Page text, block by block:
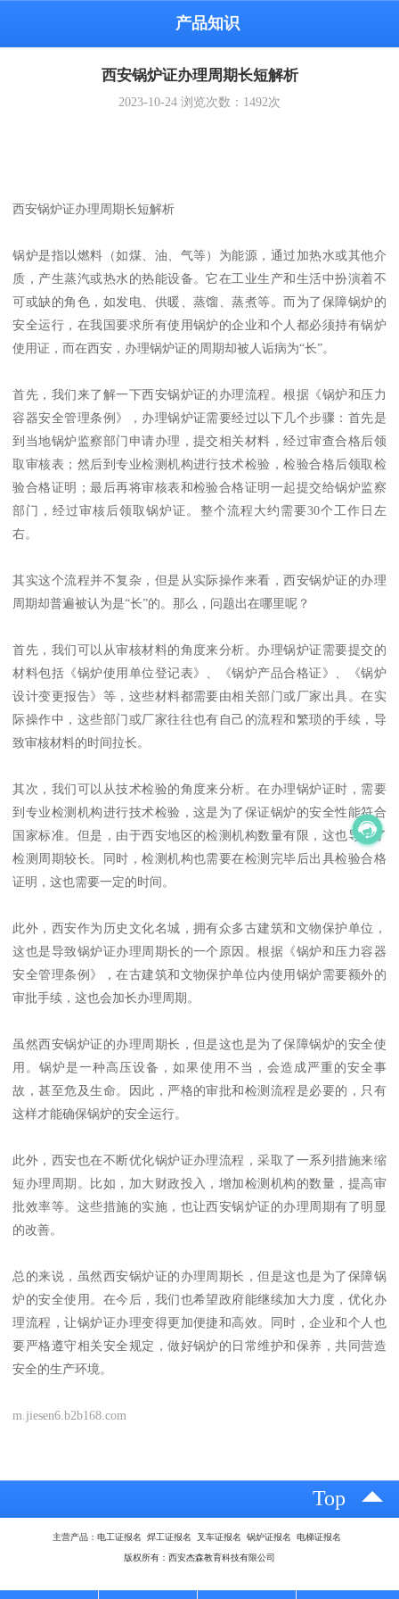
产品知识
西安锅炉证办理周期长短解析
2023-10-24 浏览次数： 1492次
西安锅炉证办理周期长短解析
锅炉是指以燃料（如煤、油、气等）为能源，通过加热水或其他介
质，产生蒸汽或热水的热能设备。它在工业生产和生活中扮演着不
可或缺的角色，如发电、供暖、蒸馏、蒸煮等。而为了保障锅炉的
安全运行，在我国要求所有使用锅炉的企业和个人都必须持有锅炉
使用证，而在西安，办理锅炉证的周期却被人诟病为“长”。
首先，我们来了解一下西安锅炉证的办理流程。根据《锅炉和压力
容器安全管理条例》，办理锅炉证需要经过以下几个步骤：首先是
到当地锅炉监察部门申请办理，提交相关材料，经过审查合格后领
取审核表；然后到专业检测机构进行技术检验，检验合格后领取检
验合格证明；最后再将审核表和检验合格证明一起提交给锅炉监察
部门，经过审核后领取锅炉证。整个流程大约需要30个工作日左
右。
其实这个流程并不复杂，但是从实际操作来看，西安锅炉证的办理
周期却普遍被认为是“长”的。那么，问题出在哪里呢？
首先，我们可以从审核材料的角度来分析。办理锅炉证需要提交的
材料包括《锅炉使用单位登记表》、《锅炉产品合格证》、《锅炉
设计变更报告》等，这些材料都需要由相关部门或厂家出具。在实
际操作中，这些部门或厂家往往也有自己的流程和繁琐的手续，导
致审核材料的时间拉长。
其次，我们可以从技术检验的角度来分析。在办理锅炉证时，需要
到专业检测机构进行技术检验，这是为了保证锅炉的安全性能符合
国家标准。但是，由于西安地区的检测机构数量有限，这也导致了
检测周期较长。同时，检测机构也需要在检测完毕后出具检验合格
证明，这也需要一定的时间。
此外，西安作为历史文化名城，拥有众多古建筑和文物保护单位，
这也是导致锅炉证办理周期长的一个原因。根据《锅炉和压力容器
安全管理条例》，在古建筑和文物保护单位内使用锅炉需要额外的
审批手续，这也会加长办理周期。
虽然西安锅炉证的办理周期长，但是这也是为了保障锅炉的安全使
用。锅炉是一种高压设备，如果使用不当，会造成严重的安全事
故，甚至危及生命。因此，严格的审批和检测流程是必要的，只有
这样才能确保锅炉的安全运行。
此外，西安也在不断优化锅炉证办理流程，采取了一系列措施来缩
短办理周期。比如，加大财政投入，增加检测机构的数量，提高审
批效率等。这些措施的实施，也让西安锅炉证的办理周期有了明显
的改善。
总的来说，虽然西安锅炉证的办理周期长，但是这也是为了保障锅
炉的安全使用。在今后，我们也希望政府能继续加大力度，优化办
理流程，让锅炉证办理变得更加便捷和高效。同时，企业和个人也
要严格遵守相关安全规定，做好锅炉的日常维护和保养，共同营造
安全的生产环境。
m.jiesen6.b2b168.com
Top
主营产品：电工证报名 焊工证报名 叉车证报名 锅炉证报名 电梯证报名
版权所有：西安杰森教育科技有限公司